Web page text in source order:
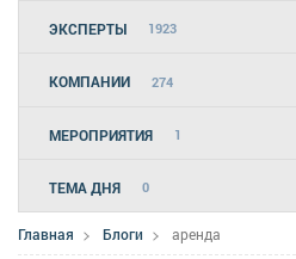
ЭКСПЕРТЫ 1923
КОМПАНИИ 274
МЕРОПРИЯТИЯ 1
ТЕМА ДНЯ 0
Главная Блоги аренда